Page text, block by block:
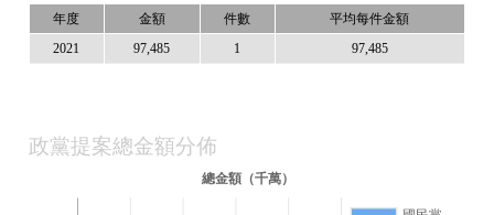
年度 金額 件數 平均每件金額
2021 97,485 1 97,485
政黨提案總金額分佈